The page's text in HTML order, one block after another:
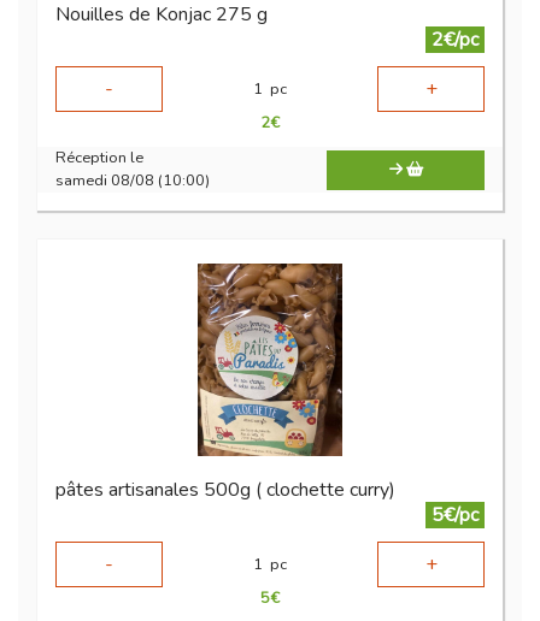
Nouilles de Konjac 275 g
2€/pc
-
1 pc +
2€
Réception le
samedi 08/08 (10:00)
pâtes artisanales 500g ( clochette curry)
5€/pc
-
1 pc +
5€